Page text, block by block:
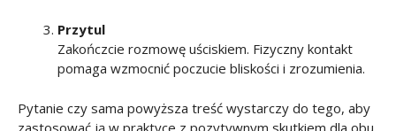
Przytul
Zakończcie rozmowę uściskiem. Fizyczny kontakt
pomaga wzmocnić poczucie bliskości i zrozumienia.
Pytanie czy sama powyższa treść wystarczy do tego, aby
zastosować ją w praktyce z pozytywnym skutkiem dla obu